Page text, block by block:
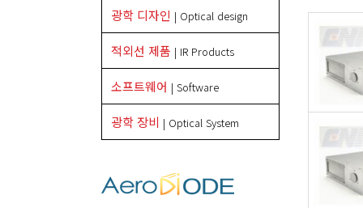
광학 디자인 | Optical design
적외선 제품 | IR Products
소프트웨어 | Software
광학 장비 | Optical System